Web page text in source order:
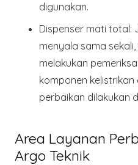
digunakan.
Dispenser mati total:
menyala sama
melakukan
komponen
perbaikan dilakukan
Area Layanan
Argo Teknik